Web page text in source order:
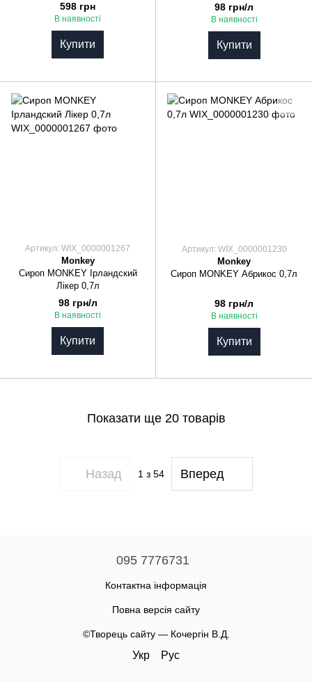
598 грн
В наявності
Купити
98 грн/л
В наявності
Купити
Артикул: WIX_0000001267
Monkey
Сироп MONKEY Ірландский
Лікер 0,7л
98 грн/л
В наявності
Купити
Артикул: WIX_0000001230
Monkey
Сироп MONKEY Абрикос 0,7л
98 грн/л
В наявності
Купити
Показати ще 20 товарів
Назад 1з 54 Вперед
095 7776731
Контактна інформація
Повна версія сайту
©Творець сайту — Кочергін В.Д.
Укр Рус